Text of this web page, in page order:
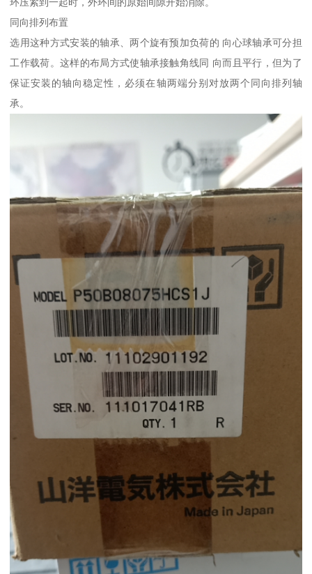
同向排列布置
选用这种方式安装的轴承、两个旋有预加负荷的 向心球轴承可分担
工作载荷。这样的布局方式使轴承接触角线同 向而且平行，但为了
保证安装的轴向稳定性，必须在轴两端分别对放两个同向排列轴
承。